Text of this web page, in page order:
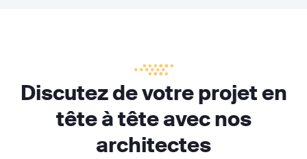
Discutez de votre projet en
tête à tête avec nos
architectes